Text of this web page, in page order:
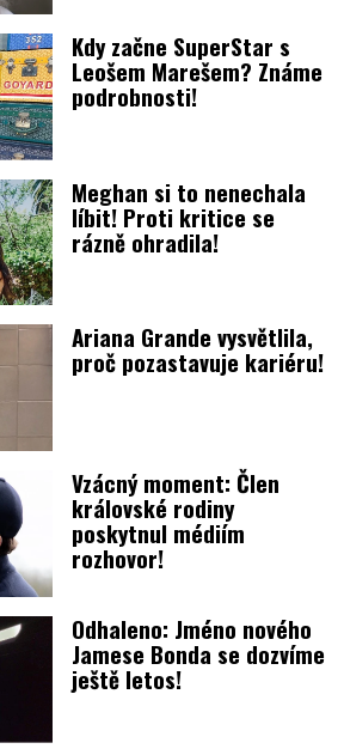
Kdy začne SuperStar s
Leošem Marešem? Známe
podrobnosti!
Meghan si to nenechala
líbit! Proti kritice se
rázně ohradila!
Ariana Grande vysvětlila,
proč pozastavuje kariéru!
Vzácný moment: Člen
královské rodiny
poskytnul médiím
rozhovor!
Odhaleno: Jméno nového
Jamese Bonda se dozvíme
ještě letos!